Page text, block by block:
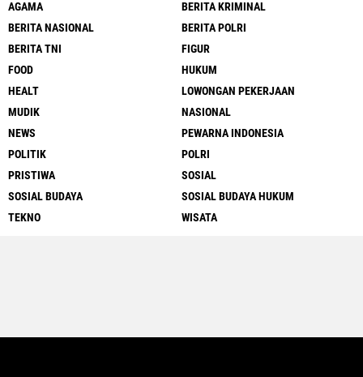
AGAMA
BERITA KRIMINAL
BERITA NASIONAL
BERITA POLRI
BERITA TNI
FIGUR
FOOD
HUKUM
HEALT
LOWONGAN PEKERJAAN
MUDIK
NASIONAL
NEWS
PEWARNA INDONESIA
POLITIK
POLRI
PRISTIWA
SOSIAL
SOSIAL BUDAYA
SOSIAL BUDAYA HUKUM
TEKNO
WISATA